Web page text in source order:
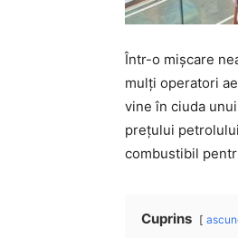
Într-o mișcare
mulți operatori
vine în ciuda
prețului
combustibil
Cuprins